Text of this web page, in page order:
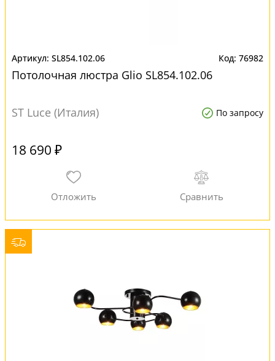
SL854.102.06 76982
Потолочная люстра Glio SL854.102.06
ST Luce (Италия) По запросу
18 690 ₽